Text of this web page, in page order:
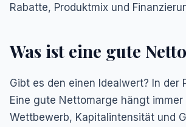
Rabatte, Produktmix und
Was ist eine gute
Gibt es den einen Idealwert? In der
Eine gute Nettomarge hängt immer
Wettbewerb, Kapitalintensität und